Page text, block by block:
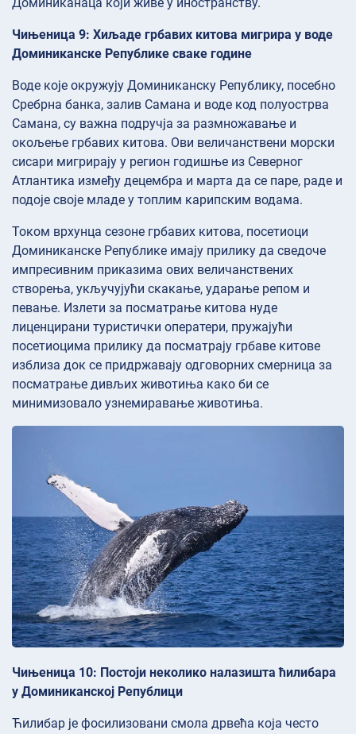
Чињеница 9: Хиљаде грбавих китова мигрира у воде
Доминиканске Републике сваке године
Воде које окружују Доминиканску Републику, посебно
Сребрна банка, залив Самана и воде код полуострва
Самана, су важна подручја за размножавање и
окољење грбавих китова. Ови величанствени морски
сисари мигрирају у регион годишње из Северног
Атлантика између децембра и марта да се паре, раде и
подоје своје младе у топлим карипским водама.
Током врхунца сезоне грбавих китова, посетиоци
Доминиканске Републике имају прилику да сведоче
импресивним приказима ових величанствених
створења, укључујући скакање, ударање репом и
певање. Излети за посматрање китова нуде
лиценцирани туристички оператери, пружајући
посетиоцима прилику да посматрају грбаве китове
изблиза док се придржавају одговорних смерница за
посматрање дивљих животиња како би се
минимизовало узнемиравање животиња.
Чињеница 10: Постоји неколико налазишта ћилибара
у Доминиканској Републици
Ћилибар је фосилизовани смола дрвећа која често